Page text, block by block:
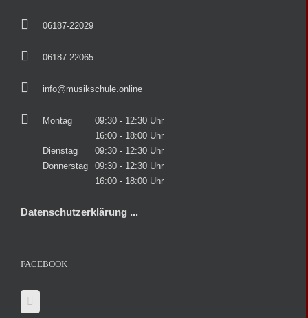
06187-22029
06187-22065
info@musikschule.online
Montag
09:30 - 12:30 Uhr
16:00 - 18:00 Uhr
Dienstag
09:30 - 12:30 Uhr
Donnerstag
09:30 - 12:30 Uhr
16:00 - 18:00 Uhr
Datenschutzerklärung ...
FACEBOOK